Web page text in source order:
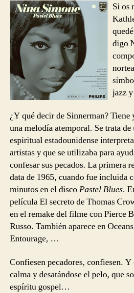
Si os
digo
jazz
¿Y qué decir de Sinnerman? Tiene
una melodía atemporal. Se trata de
espiritual estadounidense
artistas y que se utilizaba para
confesar sus pecados. La primera
data de 1965, cuando fue incluida
minutos en el discoPastel Blues.
película El secreto de Thomas
en el remake del filme con Pierce
Russo. También aparece en
Entourage, …
Confiesen pecadores, confiesen. Y
calma y desatándose el pelo, que
espíritu gospel…